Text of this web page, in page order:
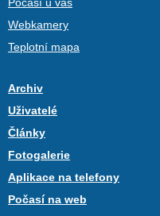
Počasí u vás
Webkamery
Teplotní mapa
Archiv
Uživatelé
Články
Fotogalerie
Aplikace na telefony
Počasí na web